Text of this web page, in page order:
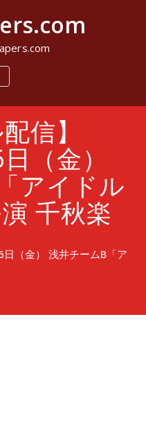
信】
（金）
アイドル
千秋楽
（金） 浅井チームB「ア